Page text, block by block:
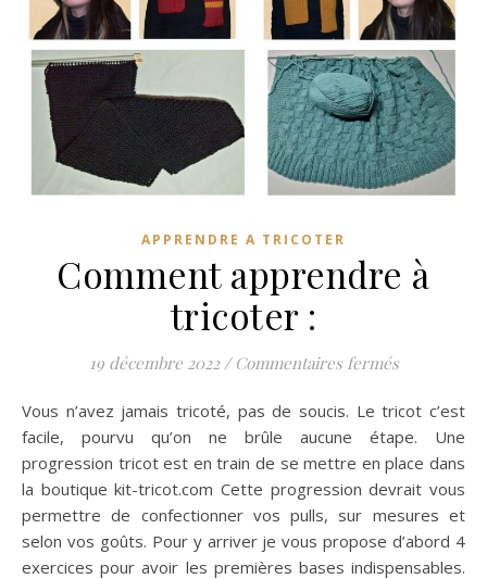
APPRENDRE A TRICOTER
Comment apprendre à
tricoter :
19 décembre 2022 / Commentaires ferméssur
Vous n’avez jamais tricoté, pas de soucis. Le tricot c’est
facile, pourvu qu’on ne brûle aucune étape. Une
progression tricot est en train de se mettre en place dans
la boutique kit-tricot.com Cette progression devrait vous
permettre de confectionner vos pulls, sur mesures et
selon vos goûts. Pour y arriver je vous propose d’abord 4
exercices pour avoir les premières bases indispensables.